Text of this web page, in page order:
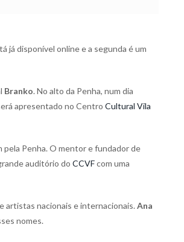
já disponível online e a segunda é um
Branko. No alto da Penha, num dia
apresentado no Centro Cultural Vila
pela Penha. O mentor e fundador de
auditório do CCVFcom uma
artistas nacionais e internacionais. Ana
nomes.